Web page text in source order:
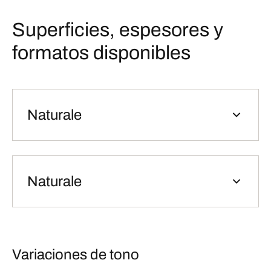
Superficies, espesores y
formatos disponibles
Naturale
Naturale
Variaciones de tono